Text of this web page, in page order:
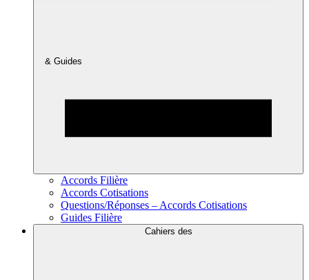
& Guides
Accords Filière
Accords Cotisations
Questions/Réponses – Accords Cotisations
Guides Filière
Cahiers des